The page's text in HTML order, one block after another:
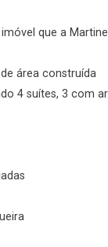
que a
área construída
4 suítes, 3 com